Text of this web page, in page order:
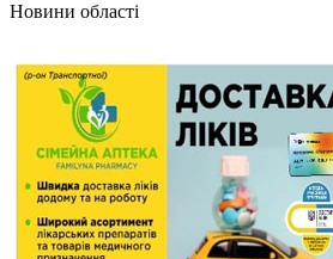
Новини області